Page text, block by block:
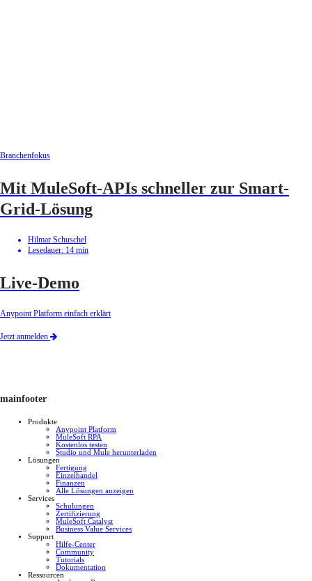
Branchenfokus
Mit MuleSoft-APIs schneller zur Smart-
Grid-Lösung
Hilmar Schuschel
Lesedauer: 14 min
Live-Demo
Anypoint Platform einfach erklärt
Jetzt anmelden
mainfooter
Produkte
Anypoint Platform
MuleSoft RPA
Kostenlos testen
Studio und Mule herunterladen
Lösungen
Fertigung
Einzelhandel
Finanzen
Alle Lösungen anzeigen
Services
Schulungen
Zertifizierung
MuleSoft Catalyst
Business Value Services
Support
Hilfe-Center
Community
Tutorials
Dokumentation
Ressourcen